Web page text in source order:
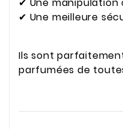
✔ Une
✔ Une meilleure
Ils sont
parfumées de